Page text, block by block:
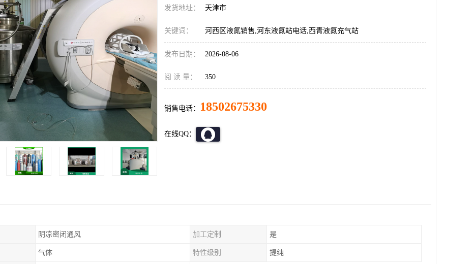
发货地址： 天津市
关键词： 河西区液氮销售,河东液氮站电话,西青液氮充气站
发布日期： 2026-08-06
阅 读 量： 350
销售电话： 18502675330
在线QQ：
阴凉密闭通风 加工定制 是
气体 特性级别 提纯